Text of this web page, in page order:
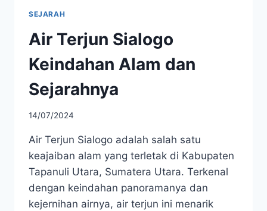
SEJARAH
Air Terjun Sialogo
Keindahan Alam dan
Sejarahnya
14/07/2024
Air Terjun Sialogo adalah salah satu
keajaiban alam yang terletak di Kabupaten
Tapanuli Utara, Sumatera Utara. Terkenal
dengan keindahan panoramanya dan
kejernihan airnya, air terjun ini menarik